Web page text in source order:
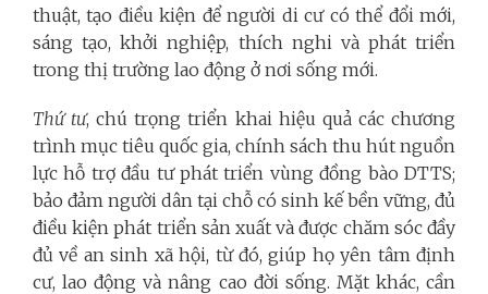
thuật, tạo điều kiện để người di cư có thể đổi mới,
sáng tạo, khởi nghiệp, thích nghi và phát triển
trong thị trường lao động ở nơi sống mới.
Thứ tư, chú trọng triển khai hiệu quả các chương
trình mục tiêu quốc gia, chính sách thu hút nguồn
lực hỗ trợ đầu tư phát triển vùng đồng bào DTTS;
bảo đảm người dân tại chỗ có sinh kế bền vững, đủ
điều kiện phát triển sản xuất và được chăm sóc đầy
đủ về an sinh xã hội, từ đó, giúp họ yên tâm định
cư, lao động và nâng cao đời sống. Mặt khác, cần